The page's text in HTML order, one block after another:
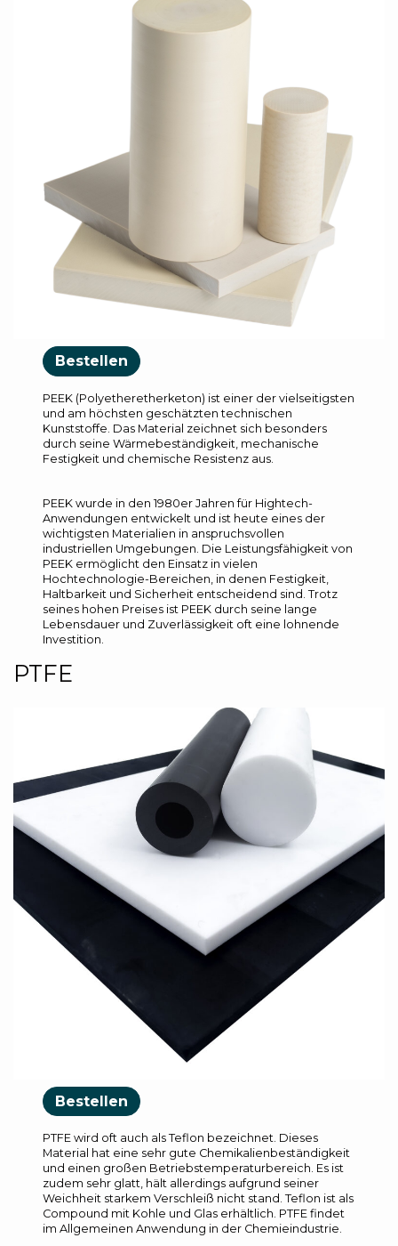
Bestellen
PEEK (Polyetheretherketon) ist einer der vielseitigsten
und am höchsten geschätzten technischen
Kunststoffe. Das Material zeichnet sich besonders
durch seine Wärmebeständigkeit, mechanische
Festigkeit und chemische Resistenz aus.
PEEK wurde in den 1980er Jahren für Hightech-
Anwendungen entwickelt und ist heute eines der
wichtigsten Materialien in anspruchsvollen
industriellen Umgebungen. Die Leistungsfähigkeit von
PEEK ermöglicht den Einsatz in vielen
Hochtechnologie-Bereichen, in denen Festigkeit,
Haltbarkeit und Sicherheit entscheidend sind. Trotz
seines hohen Preises ist PEEK durch seine lange
Lebensdauer und Zuverlässigkeit oft eine lohnende
Investition.
PTFE
Bestellen
PTFE wird oft auch als Teflon bezeichnet. Dieses
Material hat eine sehr gute Chemikalienbeständigkeit
und einen großen Betriebstemperaturbereich. Es ist
zudem sehr glatt, hält allerdings aufgrund seiner
Weichheit starkem Verschleiß nicht stand. Teflon ist als
Compound mit Kohle und Glas erhältlich. PTFE findet
im Allgemeinen Anwendung in der Chemieindustrie.